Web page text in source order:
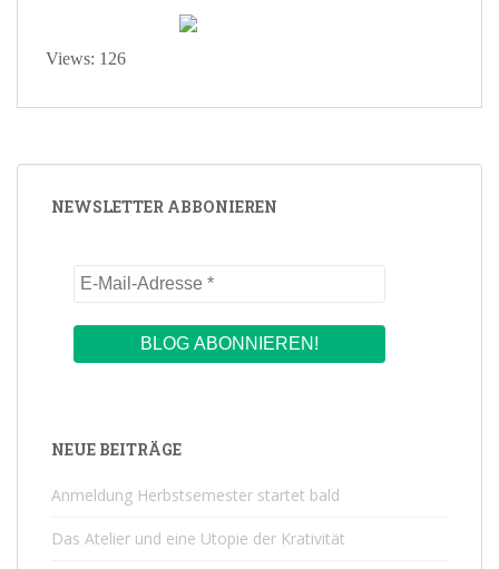
Views: 126
NEWSLETTER ABBONIEREN
NEUE BEITRÄGE
Anmeldung Herbstsemester startet bald
Das Atelier und eine Utopie der Krativität